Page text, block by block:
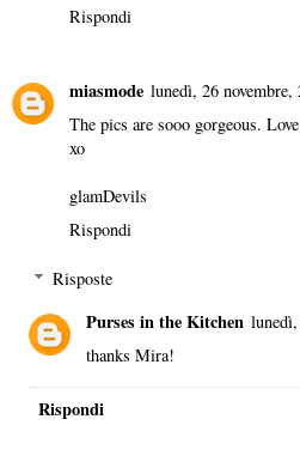
Rispondi
miasmode lunedì, 26 novembre,
The pics are sooo gorgeous.
xo
glamDevils
Rispondi
Risposte
Purses in the Kitchen
thanks Mira!
Rispondi